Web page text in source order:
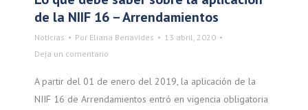
de la NIIF 16 – Arrendamientos
Noticias Por Eliana Benavides
13 abril, 2020
Deja un comentario
A partir del 01 de enero del 2019, la aplicación de la
NIIF 16 de Arrendamientos entró en vigencia obligatoria